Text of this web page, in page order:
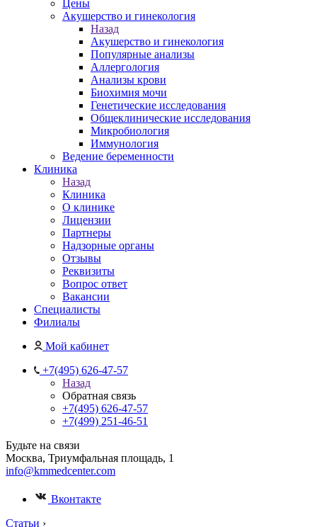
Цены
Акушерство и гинекология
Назад
Акушерство и гинекология
Популярные анализы
Аллергология
Анализы крови
Биохимия мочи
Генетические исследования
Общеклинические исследования
Микробиология
Иммунология
Ведение беременности
Клиника
Назад
Клиника
О клинике
Лицензии
Партнеры
Надзорные органы
Отзывы
Реквизиты
Вопрос ответ
Вакансии
Специалисты
Филиалы
Мой кабинет
+7(495) 626-47-57
Назад
Обратная связь
+7(495) 626-47-57
+7(499) 251-46-51
Будьте на связи
Москва, Триумфальная площадь, 1
info@kmmedcenter.com
Вконтакте
Статьи ›